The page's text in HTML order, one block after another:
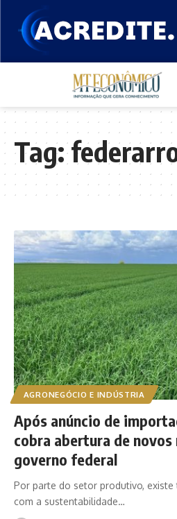
Tag:
AGRONEGÓCIO E INDÚSTRIA
Após anúncio de
cobra abertura de novos
governo federal
Por parte do setor produtivo,
com a sustentabilidade…